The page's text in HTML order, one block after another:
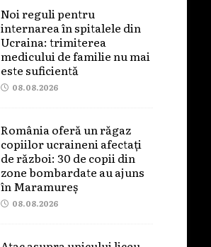
Noi reguli pentru
internarea în spitalele din
Ucraina: trimiterea
medicului de familie nu mai
este suficientă
08.08.2026
România oferă un răgaz
copiilor ucraineni afectați
de război: 30 de copii din
zone bombardate au ajuns
în Maramureș
08.08.2026